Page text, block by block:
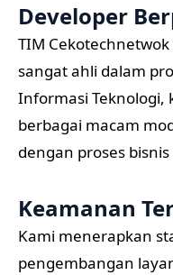
Developer
TIM
sangat ahli dalam
Informasi Teknologi,
berbagai macam
dengan proses
Keamanan
Kami menerapkan
pengembangan